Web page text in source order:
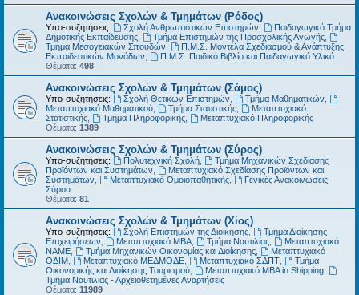
Ανακοινώσεις Σχολών & Τμημάτων (Ρόδος)
Υπο-συζητήσεις: Σχολή Ανθρωπιστικών Επιστημών
Παιδαγωγικό Τμήμα
Δημοτικής Εκπαίδευσης
Τμήμα Επιστημών της Προσχολικής Αγωγής,
Τμήμα Μεσογειακών Σπουδών
Π.Μ.Σ. Μοντέλα Σχεδιασμού & Ανάπτυξης
Εκπαιδευτικών Μονάδων
Π.Μ.Σ. Παιδικό Βιβλίο και Παιδαγωγικό Υλικό
Θέματα: 498
Ανακοινώσεις Σχολών & Τμημάτων (Σάμος)
Υπο-συζητήσεις: Σχολή Θετικών Επιστημών Τμήμα Μαθηματικών
Μεταπτυχιακό Μαθηματικού
Τμήμα Στατιστικής,
Μεταπτυχιακό
Στατιστικής
Τμήμα Πληροφορικής,
Μεταπτυχιακό Πληροφορικής
Θέματα: 1389
Ανακοινώσεις Σχολών & Τμημάτων (Σύρος)
Υπο-συζητήσεις: Πολυτεχνική Σχολή,
Τμήμα Μηχανικών Σχεδίασης
Προϊόντων και Συστημάτων
Μεταπτυχιακό Σχεδίασης Προϊόντων και
Συστημάτων
Μεταπτυχιακό Ομοιοπαθητικής,
Γενικές Ανακοινώσεις
Σύρου
Θέματα: 81
Ανακοινώσεις Σχολών & Τμημάτων (Χίος)
Υπο-συζητήσεις: Σχολή Επιστημών της Διοίκησης,
Τμήμα Διοίκησης
Επιχειρήσεων
Μεταπτυχιακό MBA, Τμήμα Ναυτιλίας,
Μεταπτυχιακό
ΝΑΜΕ
Τμήμα Μηχανικών Οικονομίας και Διοίκησης,
Μεταπτυχιακό
ΟΔΙΜ
Μεταπτυχιακό ΜΕΔΜΟΔΕ, Μεταπτυχιακό ΣΔΠΤ,
Τμήμα
Οικονομικής και Διοίκησης Τουρισμού
Μεταπτυχιακό MBA in Shipping,
Τμήμα Ναυτιλίας - Αρχειοθετημένες Αναρτήσεις
Θέματα: 11989